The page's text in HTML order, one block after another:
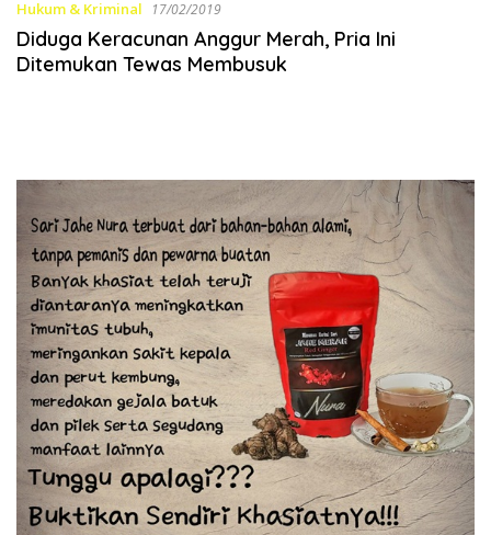
Hukum & Kriminal 17/02/2019
Diduga Keracunan Anggur Merah, Pria Ini
Ditemukan Tewas Membusuk